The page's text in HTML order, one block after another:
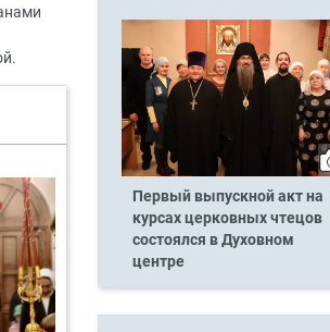
Первый выпускной акт на
курсах церковных чтецов
состоялся в Духовном
центре